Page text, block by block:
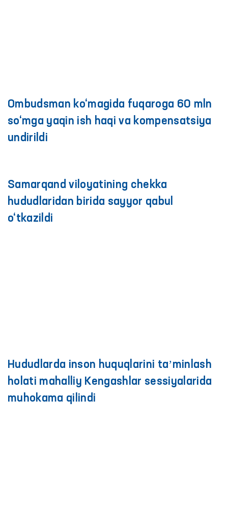
Ombudsman ko‘magida fuqaroga 60 mln
so‘mga yaqin ish haqi va kompensatsiya
undirildi
Samarqand viloyatining chekka
hududlaridan birida sayyor qabul
o‘tkazildi
Hududlarda inson huquqlarini taʼminlash
holati mahalliy Kengashlar sessiyalarida
muhokama qilindi